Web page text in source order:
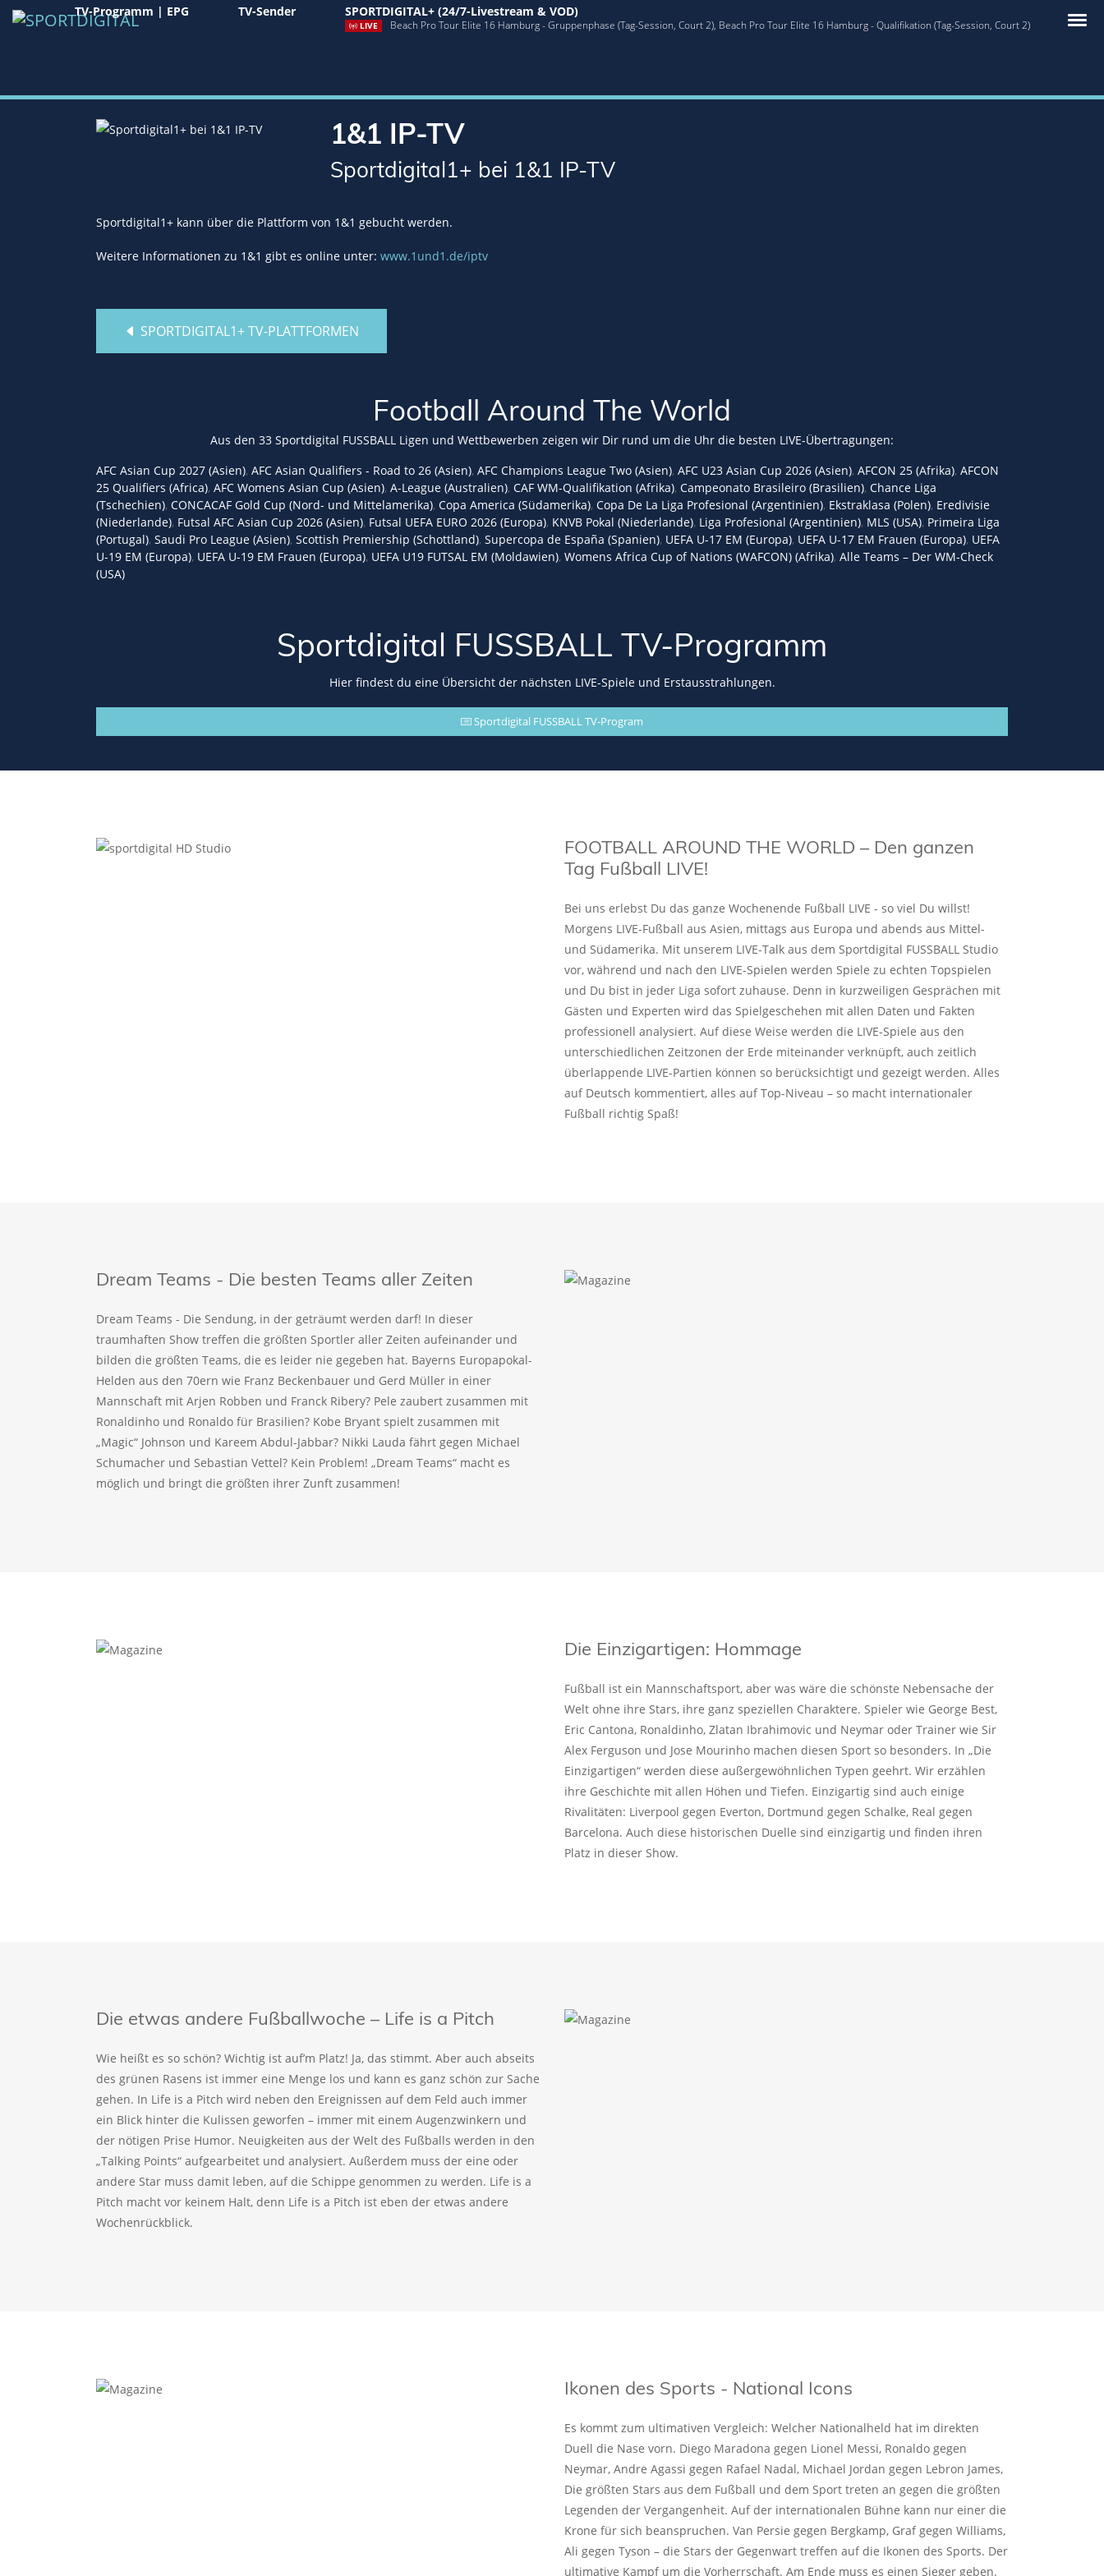
TV-Programm | EPG TV-Sender SPORTDIGITAL+ (24/7-Livestream & VOD)
LIVE Beach Pro Tour Elite 16 Hamburg - Gruppenphase (Tag-Session, Court 2), Beach Pro Tour Elite 16 Hamburg - Qualifikation (Tag-Session, Court 2)
1&1 IP-TV
Sportdigital1+ bei 1&1 IP-TV
Sportdigital1+ kann über die Plattform von 1&1 gebucht werden.
Weitere Informationen zu 1&1 gibt es online unter: www.1und1.de/iptv
SPORTDIGITAL1+ TV-PLATTFORMEN
Football Around The World
Aus den 33 Sportdigital FUSSBALL Ligen und Wettbewerben zeigen wir Dir rund um die Uhr die besten LIVE-Übertragungen:
AFC Asian Cup 2027 (Asien), AFC Asian Qualifiers - Road to 26 (Asien), AFC Champions League Two (Asien), AFC U23 Asian Cup 2026 (Asien), AFCON 25 (Afrika), AFCON
25 Qualifiers (Africa), AFC Womens Asian Cup (Asien), A-League (Australien), CAF WM-Qualifikation (Afrika), Campeonato Brasileiro (Brasilien), Chance Liga
(Tschechien), CONCACAF Gold Cup (Nord- und Mittelamerika), Copa America (Südamerika), Copa De La Liga Profesional (Argentinien), Ekstraklasa (Polen), Eredivisie
(Niederlande), Futsal AFC Asian Cup 2026 (Asien), Futsal UEFA EURO 2026 (Europa), KNVB Pokal (Niederlande), Liga Profesional (Argentinien), MLS (USA), Primeira Liga
(Portugal), Saudi Pro League (Asien), Scottish Premiership (Schottland), Supercopa de España (Spanien), UEFA U-17 EM (Europa), UEFA U-17 EM Frauen (Europa), UEFA
U-19 EM (Europa), UEFA U-19 EM Frauen (Europa), UEFA U19 FUTSAL EM (Moldawien), Womens Africa Cup of Nations (WAFCON) (Afrika), Alle Teams – Der WM-Check
(USA)
Sportdigital FUSSBALL TV-Programm
Hier findest du eine Übersicht der nächsten LIVE-Spiele und Erstausstrahlungen.
Sportdigital FUSSBALL TV-Program
FOOTBALL AROUND THE WORLD – Den ganzen
Tag Fußball LIVE!
Bei uns erlebst Du das ganze Wochenende Fußball LIVE - so viel Du willst!
Morgens LIVE-Fußball aus Asien, mittags aus Europa und abends aus Mittel-
und Südamerika. Mit unserem LIVE-Talk aus dem Sportdigital FUSSBALL Studio
vor, während und nach den LIVE-Spielen werden Spiele zu echten Topspielen
und Du bist in jeder Liga sofort zuhause. Denn in kurzweiligen Gesprächen mit
Gästen und Experten wird das Spielgeschehen mit allen Daten und Fakten
professionell analysiert. Auf diese Weise werden die LIVE-Spiele aus den
unterschiedlichen Zeitzonen der Erde miteinander verknüpft, auch zeitlich
überlappende LIVE-Partien können so berücksichtigt und gezeigt werden. Alles
auf Deutsch kommentiert, alles auf Top-Niveau – so macht internationaler
Fußball richtig Spaß!
Dream Teams - Die besten Teams aller Zeiten
Dream Teams - Die Sendung, in der geträumt werden darf! In dieser
traumhaften Show treffen die größten Sportler aller Zeiten aufeinander und
bilden die größten Teams, die es leider nie gegeben hat. Bayerns Europapokal-
Helden aus den 70ern wie Franz Beckenbauer und Gerd Müller in einer
Mannschaft mit Arjen Robben und Franck Ribery? Pele zaubert zusammen mit
Ronaldinho und Ronaldo für Brasilien? Kobe Bryant spielt zusammen mit
„Magic“ Johnson und Kareem Abdul-Jabbar? Nikki Lauda fährt gegen Michael
Schumacher und Sebastian Vettel? Kein Problem! „Dream Teams“ macht es
möglich und bringt die größten ihrer Zunft zusammen!
Die Einzigartigen: Hommage
Fußball ist ein Mannschaftsport, aber was wäre die schönste Nebensache der
Welt ohne ihre Stars, ihre ganz speziellen Charaktere. Spieler wie George Best,
Eric Cantona, Ronaldinho, Zlatan Ibrahimovic und Neymar oder Trainer wie Sir
Alex Ferguson und Jose Mourinho machen diesen Sport so besonders. In „Die
Einzigartigen“ werden diese außergewöhnlichen Typen geehrt. Wir erzählen
ihre Geschichte mit allen Höhen und Tiefen. Einzigartig sind auch einige
Rivalitäten: Liverpool gegen Everton, Dortmund gegen Schalke, Real gegen
Barcelona. Auch diese historischen Duelle sind einzigartig und finden ihren
Platz in dieser Show.
Die etwas andere Fußballwoche – Life is a Pitch
Wie heißt es so schön? Wichtig ist auf’m Platz! Ja, das stimmt. Aber auch abseits
des grünen Rasens ist immer eine Menge los und kann es ganz schön zur Sache
gehen. In Life is a Pitch wird neben den Ereignissen auf dem Feld auch immer
ein Blick hinter die Kulissen geworfen – immer mit einem Augenzwinkern und
der nötigen Prise Humor. Neuigkeiten aus der Welt des Fußballs werden in den
„Talking Points“ aufgearbeitet und analysiert. Außerdem muss der eine oder
andere Star muss damit leben, auf die Schippe genommen zu werden. Life is a
Pitch macht vor keinem Halt, denn Life is a Pitch ist eben der etwas andere
Wochenrückblick.
Ikonen des Sports - National Icons
Es kommt zum ultimativen Vergleich: Welcher Nationalheld hat im direkten
Duell die Nase vorn. Diego Maradona gegen Lionel Messi, Ronaldo gegen
Neymar, Andre Agassi gegen Rafael Nadal, Michael Jordan gegen Lebron James,
Die größten Stars aus dem Fußball und dem Sport treten an gegen die größten
Legenden der Vergangenheit. Auf der internationalen Bühne kann nur einer die
Krone für sich beanspruchen. Van Persie gegen Bergkamp, Graf gegen Williams,
Ali gegen Tyson – die Stars der Gegenwart treffen auf die Ikonen des Sports. Der
ultimative Kampf um die Vorherrschaft. Am Ende muss es einen Sieger geben.